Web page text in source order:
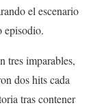
el escenario
episodio.
tres imparables,
dos hits cada
tras contener